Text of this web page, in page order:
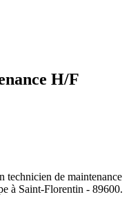
H/F
technicien de maintenance
à Saint-Florentin - 89600.